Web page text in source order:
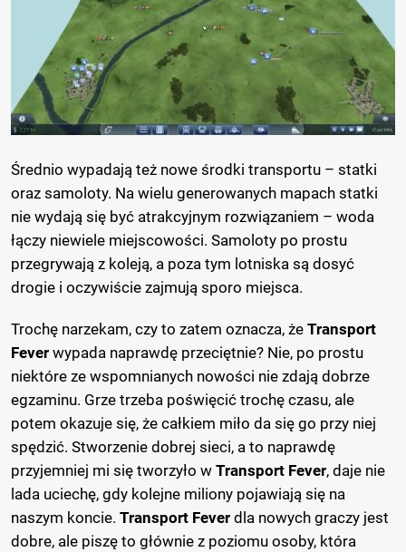
Średnio wypadają też nowe środki transportu – statki
oraz samoloty. Na wielu generowanych mapach statki
nie wydają się być atrakcyjnym rozwiązaniem – woda
łączy niewiele miejscowości. Samoloty po prostu
przegrywają z koleją, a poza tym lotniska są dosyć
drogie i oczywiście zajmują sporo miejsca.
Trochę narzekam, czy to zatem oznacza, że Transport
Fever wypada naprawdę przeciętnie? Nie, po prostu
niektóre ze wspomnianych nowości nie zdają dobrze
egzaminu. Grze trzeba poświęcić trochę czasu, ale
potem okazuje się, że całkiem miło da się go przy niej
spędzić. Stworzenie dobrej sieci, a to naprawdę
przyjemniej mi się tworzyło w Transport Fever, daje nie
lada uciechę, gdy kolejne miliony pojawiają się na
naszym koncie. Transport Fever dla nowych graczy jest
dobre, ale piszę to głównie z poziomu osoby, która